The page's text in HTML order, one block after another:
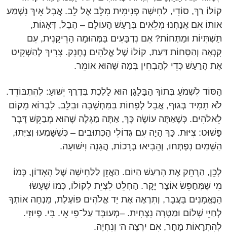
קוֹלוֹ רַךְ, סוֹדִי, לַחִישָׁה פְּנִימִית מִלֵּב אֶל לֵב. אֲבָל אֵיךְ נִשְׁמַע
אוֹתוֹ אִם אֲנַחְנוּ מְלֵאִים בְּרַעַשׁ הָעוֹלָם – הֶבֶל, דְּאָגוֹת,
תַּשְׁתִּיוֹת וּמַתְּחוֹת? אִם נִדְבָּעִים בַּמְּהוּמָה הָרֵיקָנִית, עִם
קִנְאָה וְהַסָּחוֹת דַּעַת, קוֹלוֹ שֶׁל אֱלֹהִים נֶחְנָק. צָרִיךְ לְהַשְׁקִיט
אֶת הָרַעַשׁ כְּדֵי לְהַבְחִין בְּמַה שֶּׁהוּא אוֹמֵר.
הַסּוֹד לִשְׁמֹעַ בְּתוֹךְ הַבָּלָגָן הוּא לָלֶכֶת בְּדֶרֶךְ יֵשׁוּעַ: לְהִתְבּוֹדֵד.
לֹא תָּמִיד בְּגוּף, אֲבָל לְפָחוֹת בַּמַּחְשָׁבָה וּבַלֵּב, לִבְרוֹא מָקוֹם
לֵאלֹהִים. כְּשֶׁאַתָּה עוֹשֶׂה כָּךְ, אַתָּה מַגְלֶה שֶׁהוּא מְבַקֵּשׁ דָּבָר
פָּשׁוּט: צִיּוּת. כָּךְ הָיָה עִם גְּדוֹלֵי הַכְּתוּבִים – כְּשֶׁשָּׁמְעוּ וְצִיְּתוּ,
הַשָּׁמַיִם נִפְתְּחוּ, וְהֵבִיאוּ בְּרָכוֹת, הֲגָנָה וִישׁוּעָה.
לָכֵן, הַרְחֵק אֶת הָרַעַשׁ הַיּוֹם. הַאֲזֵן לַלַּחִישָׁה שֶׁל הָאָדוֹן, כְּמוֹ
מִי שֶׁמְּחַפֵּשׂ אוֹצָר יָקָר. הַחְלֵט לִצְיֵת לְקוֹלוֹ, כְּמוֹ שֶׁעָשׂוּ
הַנֶּאֱמָנִים בַּעֲבָר, וְתִרְאֶה אֶת יַד אֱלֹהִים פּוֹעֶלֶת, מַנְחָה אוֹתְךָ
לְחַיֵּי שָׁלוֹם וּמַטָּרָה נִצְחִית. –מְעוּבָּד עַל־פִּי אֵי. בִּי. פְּיוּזִי.
לְהִתְרָאוֹת מָחָר, אִם יִרְצֶה ה' וְנִחְיֶה.